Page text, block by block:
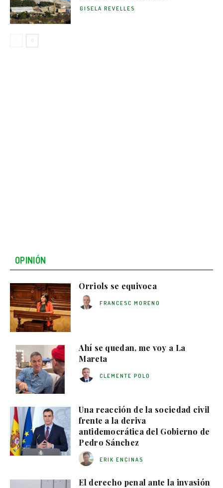
GISELA REVELLES
OPINIÓN
Orriols se equivoca
FRANCESC MORENO
Ahí se quedan, me voy a La
Mareta
CLEMENTE POLO
Una reacción de la sociedad civil
frente a la deriva
antidemocrática del Gobierno de
Pedro Sánchez
ERIK ENCINAS
El derecho penal ante la invasión